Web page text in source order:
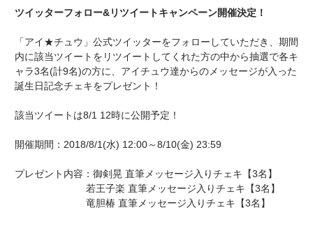
ツイッターフォロー&リツイートキャンペーン開催決定！
「アイ★チュウ」公式ツイッターをフォローしていただき、期間
内に該当ツイートをリツイートしてくれた方の中から抽選で各キ
ャラ3名(計9名)の方に、アイチュウ達からのメッセージが入った
誕生日記念チェキをプレゼント！
該当ツイートは8/1 12時に公開予定！
開催期間：2018/8/1(水) 12:00～8/10(金) 23:59
プレゼント内容：御剣晃 直筆メッセージ入りチェキ【3名】
若王子楽 直筆メッセージ入りチェキ【3名】
竜胆椿 直筆メッセージ入りチェキ【3名】